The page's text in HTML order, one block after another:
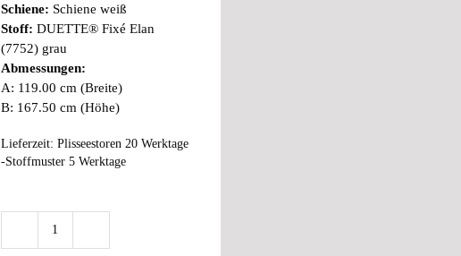
Schiene: Schiene weiß
Stoff: DUETTE® Fixé Elan
(7752) grau
Abmessungen:
A: 119.00 cm (Breite)
B: 167.50 cm (Höhe)
Lieferzeit: Plisseestoren 20 Werktage
-Stoffmuster 5 Werktage
BB